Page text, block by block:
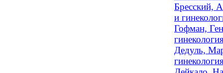
Бресский,
и
Гофман,
Дедуль,